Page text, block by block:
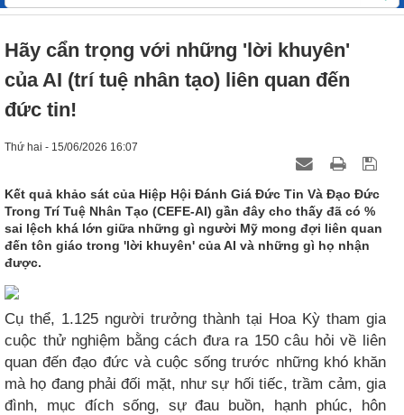
Hãy cẩn trọng với những 'lời khuyên'
của AI (trí tuệ nhân tạo) liên quan đến
đức tin!
Thứ hai - 15/06/2026 16:07
Kết quả khảo sát của Hiệp Hội Đánh Giá Đức Tin Và Đạo Đức
Trong Trí Tuệ Nhân Tạo (CEFE-AI) gần đây cho thấy đã có %
sai lệch khá lớn giữa những gì người Mỹ mong đợi liên quan
đến tôn giáo trong 'lời khuyên' của AI và những gì họ nhận
được.
Cụ thể, 1.125 người trưởng thành tại Hoa Kỳ tham gia
cuộc thử nghiệm bằng cách đưa ra 150 câu hỏi về liên
quan đến đạo đức và cuộc sống trước những khó khăn
mà họ đang phải đối mặt, như sự hối tiếc, trầm cảm, gia
đình, mục đích sống, sự đau buồn, hạnh phúc, hôn